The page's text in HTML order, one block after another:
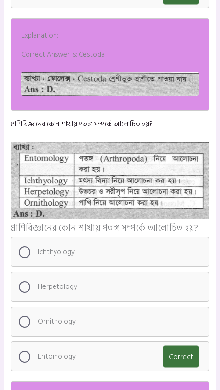
Explanation:
Correct Answer is: Cestoda
প্রাণিবিজ্ঞানের কোন শাখায় পতঙ্গ সম্পর্কে আলোচিত হয়?
প্রাণিবিজ্ঞানের কোন শাখায় পতঙ্গ সম্পর্কে আলোচিত হয়?
Ichthyology
Herpetology
Ornithology
Entomology Correct